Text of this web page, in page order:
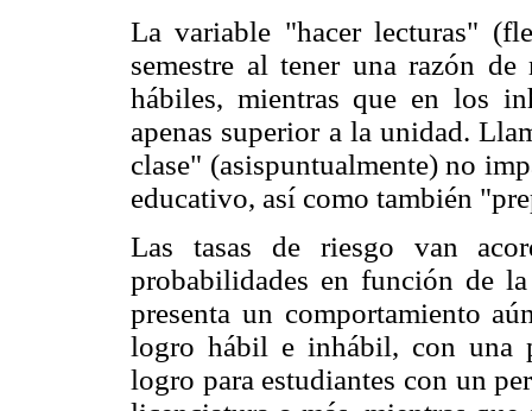
La variable "hacer lecturas"
semestre al tener una razón
hábiles, mientras que en los
apenas superior a la unidad.
clase" (asispuntualmente) no
educativo, así como también
Las tasas de riesgo van
probabilidades en función de
presenta un comportamiento
logro hábil e inhábil, con una
logro para estudiantes con un